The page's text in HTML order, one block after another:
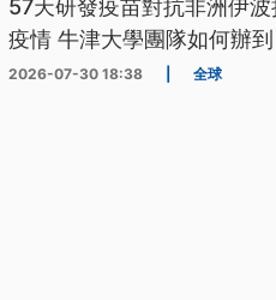
57天研發疫苗對抗非洲伊
疫情 牛津大學團隊如何辦
2026-07-30 18:38 全球